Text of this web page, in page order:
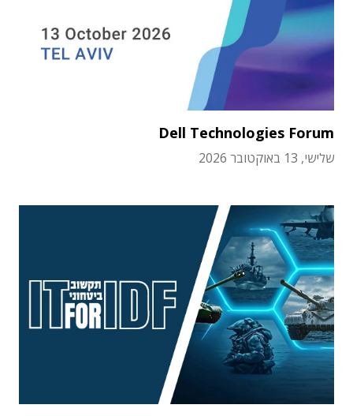
Dell Technologies Forum
שלישי, 13 באוקטובר 2026